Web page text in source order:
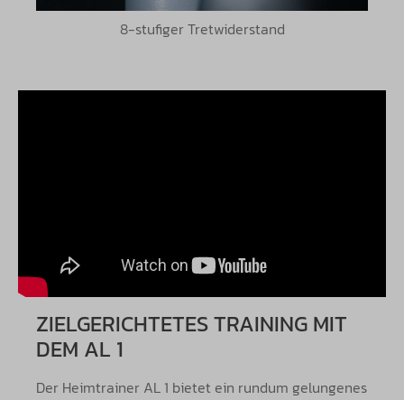
8-stufiger Tretwiderstand
ZIELGERICHTETES TRAINING MIT
DEM AL 1
Der Heimtrainer AL 1 bietet ein rundum gelungenes